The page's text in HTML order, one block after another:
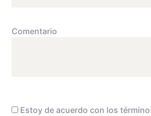
Comentario
Estoy de acuerdo con los